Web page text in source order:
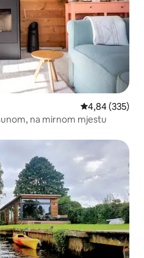
Prosječna
4,84 (335)
na mirnom mjestu